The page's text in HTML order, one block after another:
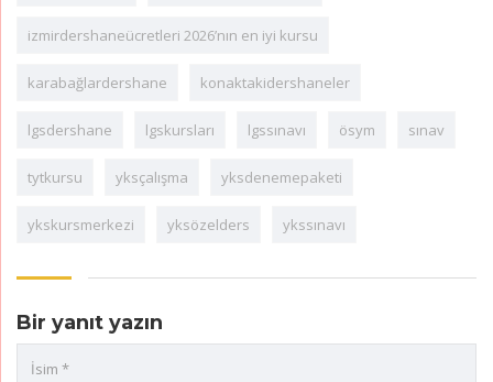
izmirdershaneücretleri 2026’nın en iyi kursu
karabağlardershane konaktakidershaneler
lgsdershane lgskursları lgssınavı ösym sınav
tytkursu yksçalışma yksdenemepaketi
ykskursmerkezi yksözelders ykssınavı
Bir yanıt yazın